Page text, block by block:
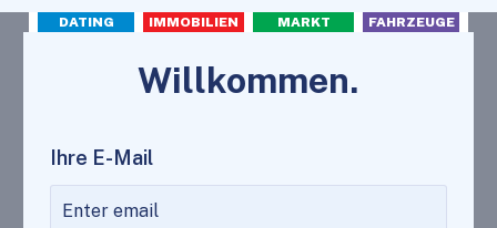
DATING IMMOBILIEN MARKT FAHRZEUGE
Willkommen.
Ihre E-Mail